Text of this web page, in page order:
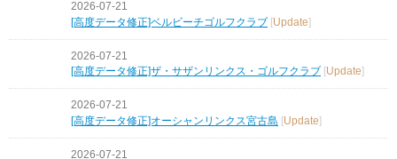
2026-07-21
[高度データ修正]ベルビーチゴルフクラブ [Update]
2026-07-21
[高度データ修正]ザ・サザンリンクス・ゴルフクラブ
Update
2026-07-21
[高度データ修正]オーシャンリンクス宮古島 [Update]
2026-07-21